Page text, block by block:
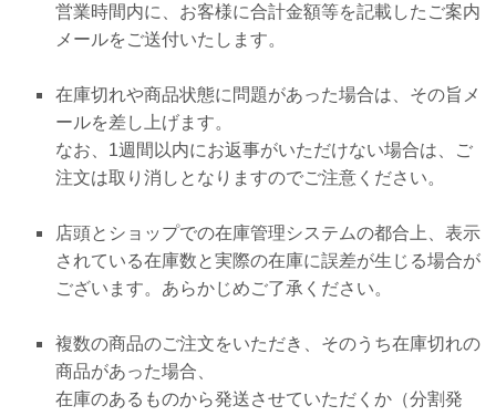
営業時間内に、お客様に合計金額等を記載したご案内
メールをご送付いたします。
在庫切れや商品状態に問題があった場合は、 その旨メ
ールを差し上げます。
なお、1週間以内にお返事がいただけない場合は、ご
注文は取り消しとなりますのでご注意ください。
店頭とショップでの在庫管理システムの都合上、表示
されている在庫数と実際の在庫に誤差が生じる場合が
ございます。 あらかじめご了承ください。
複数の商品のご注文をいただき、そのうち在庫切れの
商品があった場合、
在庫のあるものから発送させていただくか（分割発